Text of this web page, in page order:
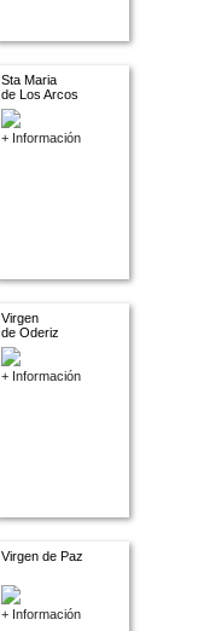
Sta Maria
de Los Arcos
+ Información
Virgen
de Oderiz
+ Información
Virgen de Paz
+ Información